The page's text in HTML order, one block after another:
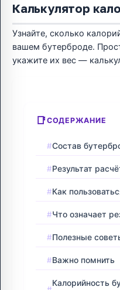
Калькулятор
Узнайте, сколько
вашем бутерброде.
укажите их вес —
СОДЕРЖАНИЕ
Состав
Результат
Как
Что означает
Полезные
Важно помнить
Калорийность